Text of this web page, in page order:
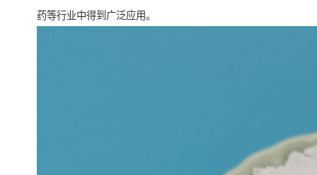
药等行业中得到广泛应用。